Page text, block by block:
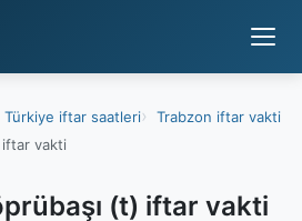
Türkiye iftar saatleri
Trabzon iftar vakti
iftar vakti
(t) iftar vakti